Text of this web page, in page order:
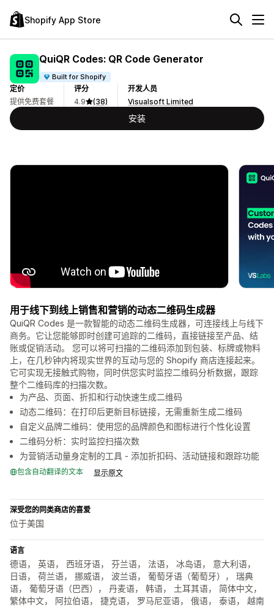
Shopify App Store
QuiQR Codes: QR Code Generator
Built for Shopify
定价
提供免费套餐
评分
4.9
(38)
开发人员
Visualsoft Limited
安装
用于线下到线上销售和营销的动态二维码生成器
QuiQR Codes 是一款智能的动态二维码生成器，可连接线上与线下
商务。它让您能够即时创建可追踪的二维码，直接链接至产品、结
账或促销活动。 您可以将可扫描的二维码添加到包装、标牌或物料
上，在几秒钟内将现实世界的互动与您的 Shopify 商店连接起来。
它可实现无接触式购物，同时供您实时监控二维码分析数据，跟踪
整个二维码库的扫描次数。
为产品、页面、折扣和行动快速生成二维码
动态二维码：在打印后更新目标链接，无需重新生成二维码
自定义品牌二维码：使用您的品牌颜色和图标进行个性化设置
二维码分析：实时监控扫描次数
为营销活动量身定制的工具 - 添加折扣码、活动链接和跟踪功能
包含自动翻译的文本 显示原文
深受您的同类商店的喜爱
位于美国
语言
德语， 英语， 西班牙语， 芬兰语， 法语， 冰岛语， 意大利语，
日语， 荷兰语， 挪威语， 波兰语， 葡萄牙语（葡萄牙）， 瑞典
语， 葡萄牙语（巴西）， 丹麦语， 韩语， 土耳其语， 简体中文，
繁体中文， 阿拉伯语， 捷克语， 罗马尼亚语， 俄语， 泰语， 越南